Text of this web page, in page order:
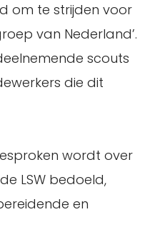
om te strijden voor
van Nederland’.
scouts
die dit
wordt over
LSW bedoeld,
en